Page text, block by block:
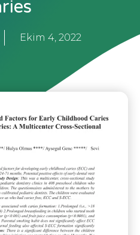
Ekim 4, 2022